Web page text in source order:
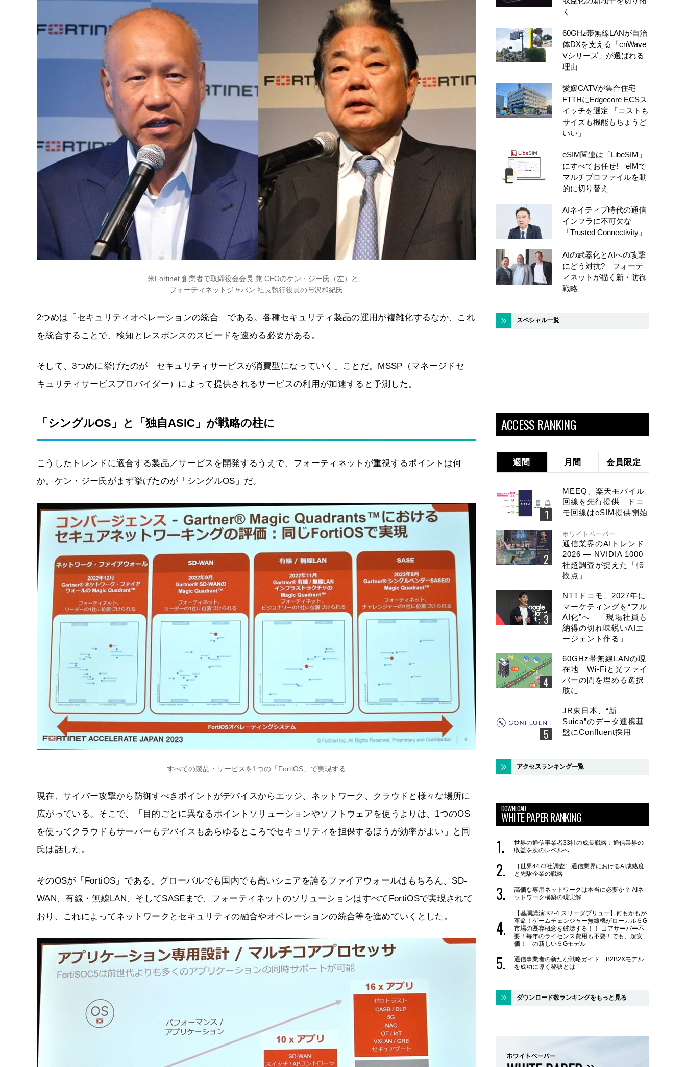
米Fortinet 創業者で取締役会会長 兼 CEOのケン・ジー氏（左）と、
フォーティネットジャパン 社長執行役員の与沢和紀氏
2つめは「セキュリティオペレーションの統合」である。各種セキュリティ製品の運用が複雑化するなか、これ
を統合することで、検知とレスポンスのスピードを速める必要がある。
そして、3つめに挙げたのが「セキュリティサービスが消費型になっていく」ことだ。MSSP（マネージドセ
キュリティサービスプロバイダー）によって提供されるサービスの利用が加速すると予測した。
「シングルOS」と「独自ASIC」が戦略の柱に
こうしたトレンドに適合する製品／サービスを開発するうえで、フォーティネットが重視するポイントは何
か。ケン・ジー氏がまず挙げたのが「シングルOS」だ。
すべての製品・サービスを1つの「FortiOS」で実現する
現在、サイバー攻撃から防御すべきポイントがデバイスからエッジ、ネットワーク、クラウドと様々な場所に
広がっている。そこで、「目的ごとに異なるポイントソリューションやソフトウェアを使うよりは、1つのOS
を使ってクラウドもサーバーもデバイスもあらゆるところでセキュリティを担保するほうが効率がよい」と同
氏は話した。
そのOSが「FortiOS」である。グローバルでも国内でも高いシェアを誇るファイアウォールはもちろん、SD-
WAN、有線・無線LAN、そしてSASEまで、フォーティネットのソリューションはすべてFortiOSで実現されて
おり、これによってネットワークとセキュリティの融合やオペレーションの統合等を進めていくとした。
く
60GHz帯無線LANが自治
体DXを支える「cnWave
Vシリーズ」が選ばれる
理由
愛媛CATVが集合住宅
FTTHにEdgecore ECSス
イッチを選定 「コストも
サイズも機能もちょうど
いい」
eSIM関連は「LibeSIM」
にすべてお任せ! eIMで
マルチプロファイルを動
的に切り替え
AIネイティブ時代の通信
インフラに不可欠な
「Trusted Connectivity」
AIの武器化とAIへの攻撃
にどう対抗? フォーテ
ィネットが描く新・防御
戦略
スペシャル一覧
ACCESS RANKING
週間 月間 会員限定
MEEQ、楽天モバイル
回線を先行提供 ドコ
モ回線はeSIM提供開始
ホワイトペーパー
通信業界のAIトレンド
2026 ― NVIDIA 1000
社超調査が捉えた「転
換点」
NTTドコモ、2027年に
マーケティングを“フル
AI化”へ 「現場社員も
納得の切れ味鋭いAIエ
ージェント作る」
60GHz帯無線LANの現
在地 Wi-Fiと光ファイ
バーの間を埋める選択
肢に
JR東日本、“新
Suica”のデータ連携基
盤にConfluent採用
アクセスランキング一覧
DOWNLOAD
WHITE PAPER RANKING
世界の通信事業者33社の成長戦略：通信業界の
収益を次のレベルへ
［世界4473社調査］通信業界におけるAI成熟度
と先駆企業の戦略
高価な専用ネットワークは本当に必要か？ AIネ
ットワーク構築の現実解
【基調講演 K2-4 スリーダブリュー】何もかもが
革命！ゲームチェンジャー無線機がローカル５G
市場の既存概念を破壊する！！ コアサーバー不
要！毎年のライセンス費用も不要！でも、超安
価！ の新しい５Gモデル
通信事業者の新たな戦略ガイド B2B2Xモデル
を成功に導く秘訣とは
ダウンロード数ランキングをもっと見る